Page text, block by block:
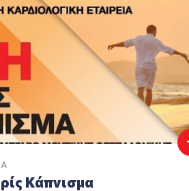
Κάπνισμα